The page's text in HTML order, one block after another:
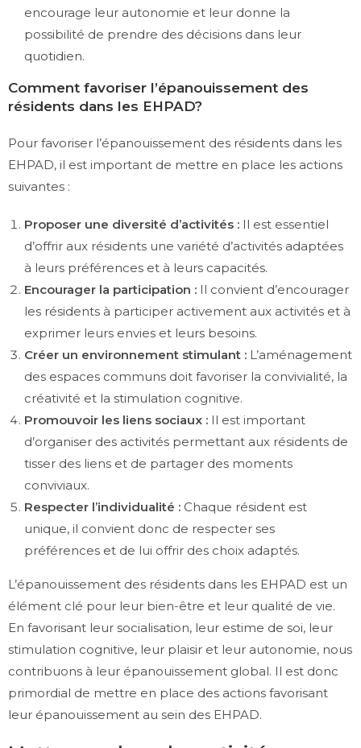
encourage leur autonomie et leur donne la
possibilité de prendre des décisions dans leur
quotidien.
Comment favoriser l’épanouissement des
résidents dans les EHPAD?
Pour favoriser l’épanouissement des résidents dans les
EHPAD, il est important de mettre en place les actions
suivantes :
Proposer une diversité d’activités : Il est essentiel
d’offrir aux résidents une variété d’activités adaptées
à leurs préférences et à leurs capacités.
Encourager la participation : Il convient d’encourager
les résidents à participer activement aux activités et à
exprimer leurs envies et leurs besoins.
Créer un environnement stimulant : L’aménagement
des espaces communs doit favoriser la convivialité, la
créativité et la stimulation cognitive.
Promouvoir les liens sociaux : Il est important
d’organiser des activités permettant aux résidents de
tisser des liens et de partager des moments
conviviaux.
Respecter l’individualité : Chaque résident est
unique, il convient donc de respecter ses
préférences et de lui offrir des choix adaptés.
L’épanouissement des résidents dans les EHPAD est un
élément clé pour leur bien-être et leur qualité de vie.
En favorisant leur socialisation, leur estime de soi, leur
stimulation cognitive, leur plaisir et leur autonomie, nous
contribuons à leur épanouissement global. Il est donc
primordial de mettre en place des actions favorisant
leur épanouissement au sein des EHPAD.